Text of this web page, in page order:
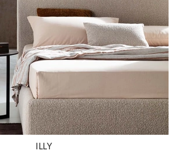
ILLY